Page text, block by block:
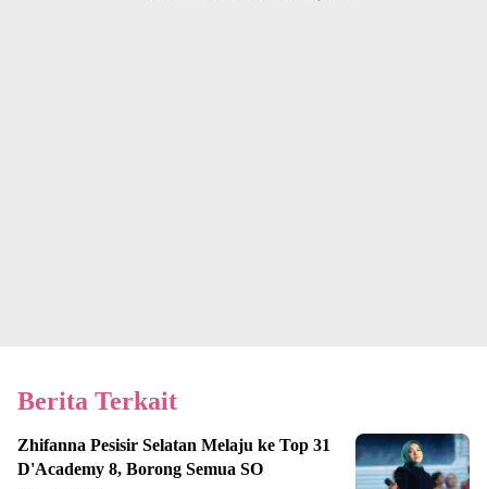
Berita Terkait
Zhifanna Pesisir Selatan Melaju ke Top 31
D'Academy 8, Borong Semua SO